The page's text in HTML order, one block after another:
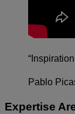
Pablo
Expertise